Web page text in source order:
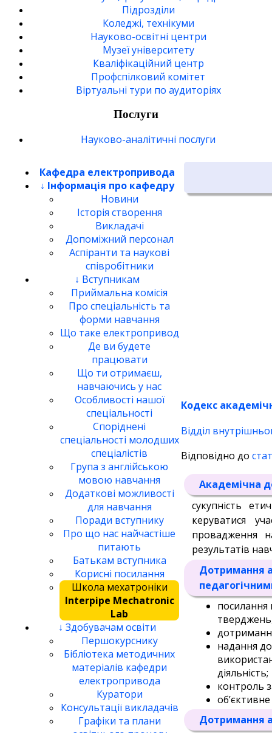
Підрозділи
Коледжі, технікуми
Науково-освітні центри
Музеї університету
Кваліфікаційний центр
Профспілковий комітет
Віртуальні тури по аудиторіях
Послуги
Науково-аналітичні послуги
Кафедра електропривода
↓ Інформація про кафедру
Новини
Історія створення
Викладачі
Допоміжний персонал
Аспіранти та наукові
співробітники
↓ Вступникам
Приймальна комісія
Про спеціальність та
форми навчання
Що таке електропривод
Де ви будете
працювати
Що ти отримаєш,
навчаючись у нас
Особливості нашої
спеціальності
Споріднені
спеціальності молодших
спеціалістів
Група з англійською
мовою навчання
Додаткові можливості
для навчання
Поради вступнику
Про що нас найчастіше
питають
Батькам вступника
Корисні посилання
Школа мехатроніки
Interpipe Mechatronic
Lab
↓ Здобувачам освіти
Першокурснику
Бібліотека методичних
матеріалів кафедри
електропривода
Куратори
Консультації викладачів
Графіки та плани
Кодекс
Відділ
Відповідно до
Академічна
сукупність
керуватися
провадження
результатів
Дотримання
посилання
надання
діяльність;
контроль
Дотримання